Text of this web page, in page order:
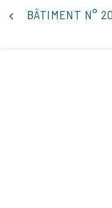
NAVIGATION
DE
BÂTIMENT N°